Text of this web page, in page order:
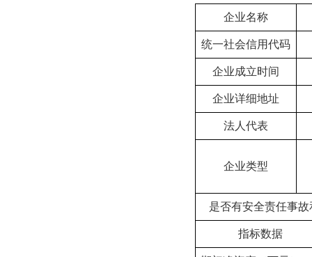
企业名称
统一社会信用代码
企业成立时间
企业详细地址
法人代表
企业类型
是否有安全责任事
指标数据